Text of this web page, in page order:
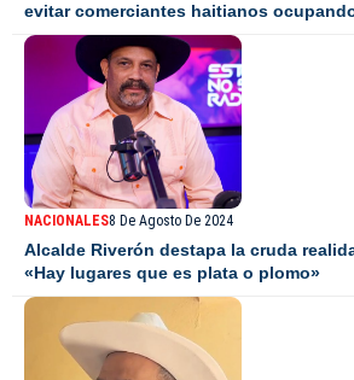
evitar comerciantes haitianos
NACIONALES8 De Agosto De 2024
Alcalde Riverón destapa la cruda
«Hay lugares que es plata o plomo»